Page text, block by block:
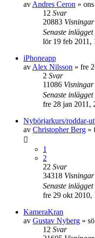
av Andres Ceron »
12 Svar
20883 Visningar
Senaste inlägget
lör 19 feb 2011,
iPhoneapp
av Alex Nilsson » fre
2 Svar
11086 Visningar
Senaste inlägget
fre 28 jan 2011,
Nybörjarkurs/roddar-
av Christopher Berg »
1
2
22 Svar
34318 Visningar
Senaste inlägget
fre 29 okt 2010,
KameraKran
av Gustav Nyberg »
12 Svar